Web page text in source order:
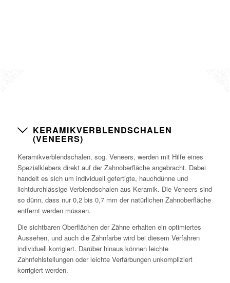
KERAMIKVERBLENDSCHALEN
(VENEERS)
Keramikverblendschalen, sog. Veneers, werden mit Hilfe eines
Spezialklebers direkt auf der Zahnoberfläche angebracht. Dabei
handelt es sich um individuell gefertigte, hauchdünne und
lichtdurchlässige Verblendschalen aus Keramik. Die Veneers sind
so dünn, dass nur 0,2 bis 0,7 mm der natürlichen Zahnoberfläche
entfernt werden müssen.
Die sichtbaren Oberflächen der Zähne erhalten ein optimiertes
Aussehen, und auch die Zahnfarbe wird bei diesem Verfahren
individuell korrigiert. Darüber hinaus können leichte
Zahnfehlstellungen oder leichte Verfärbungen unkompliziert
korrigiert werden.